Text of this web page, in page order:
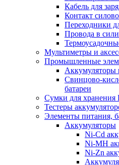
Кабель для
Контакт
Переходники
Провода в
Мультиметры и
Промышленные
Аккумуляторы
Свинцово-
батареи
Сумки для хранения
Тестеры
Элементы питания,
Аккумуляторы
Ni-Cd
Ni-MH
Ni-Zn